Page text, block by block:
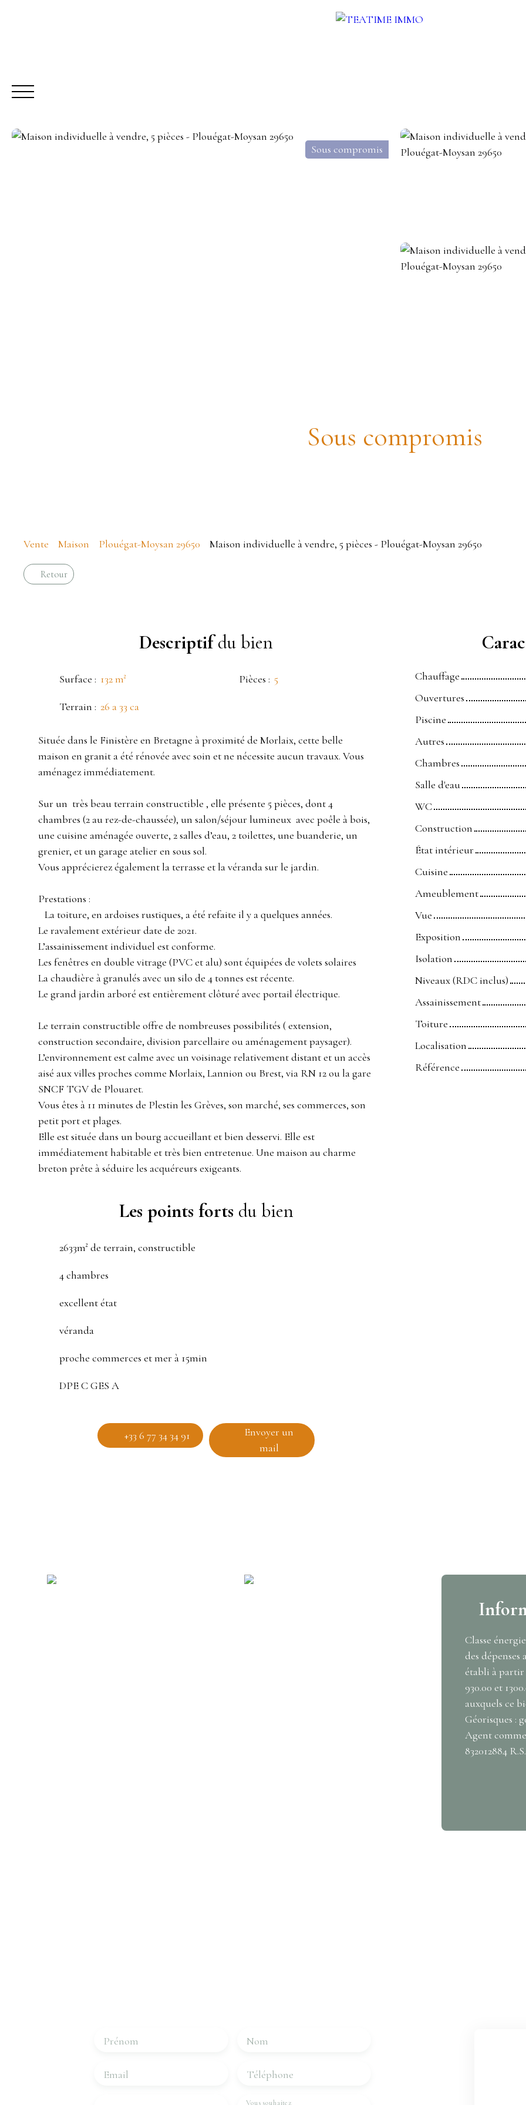
AUTRES SERVICES
Sous compromis
Sous compromis
Vente Maison Plouégat-Moysan 29650 Maison individuelle à vendre, 5 pièces - Plouégat-Moysan 29650
Retour
Descriptifdu bien
Surface : 132m² Pièces : 5
Terrain : 26 a 33 ca
Située dans le Finistère en Bretagne à proximité de Morlaix, cette belle
maison en granit a été rénovée avec soin et ne nécessite aucun travaux. Vous
aménagez immédiatement.
Sur un très beau terrain constructible , elle présente 5 pièces, dont 4
chambres (2 au rez-de-chaussée), un salon/séjour lumineux avec poêle à bois,
une cuisine aménagée ouverte, 2 salles d’eau, 2 toilettes, une buanderie, un
grenier, et un garage atelier en sous sol.
Vous apprécierez également la terrasse et la véranda sur le jardin.
Prestations :
La toiture, en ardoises rustiques, a été refaite il y a quelques années.
Le ravalement extérieur date de 2021.
L’assainissement individuel est conforme.
Les fenêtres en double vitrage (PVC et alu) sont équipées de volets solaires
La chaudière à granulés avec un silo de 4 tonnes est récente.
Le grand jardin arboré est entièrement clôturé avec portail électrique.
Le terrain constructible offre de nombreuses possibilités ( extension,
construction secondaire, division parcellaire ou aménagement paysager).
L’environnement est calme avec un voisinage relativement distant et un accès
aisé aux villes proches comme Morlaix, Lannion ou Brest, via RN 12 ou la gare
SNCF TGV de Plouaret.
Vous êtes à 11 minutes de Plestin les Grèves, son marché, ses commerces, son
petit port et plages.
Elle est située dans un bourg accueillant et bien desservi. Elle est
immédiatement habitable et très bien entretenue. Une maison au charme
breton prête à séduire les acquéreurs exigeants.
Les points forts du bien
2633m² de terrain, constructible
4 chambres
excellent état
véranda
proche commerces et mer à 15min
DPE C GES A
+33 6 77 34 34 91
Envoyer un
mail
Chauffage
Ouvertures
Piscine
Autres
Chambres
Salle d'eau
WC
Construction
État intérieur
Cuisine
Ameublement
Vue
Exposition
Isolation
Niveaux (RDC inclus)
Assainissement
Toiture
Localisation
Référence
Classe
des
établi à partir
930.00 et
auxquels ce
Géorisques :
Agent
832012884
Prénom Nom
Email Téléphone
Vous souhaitez